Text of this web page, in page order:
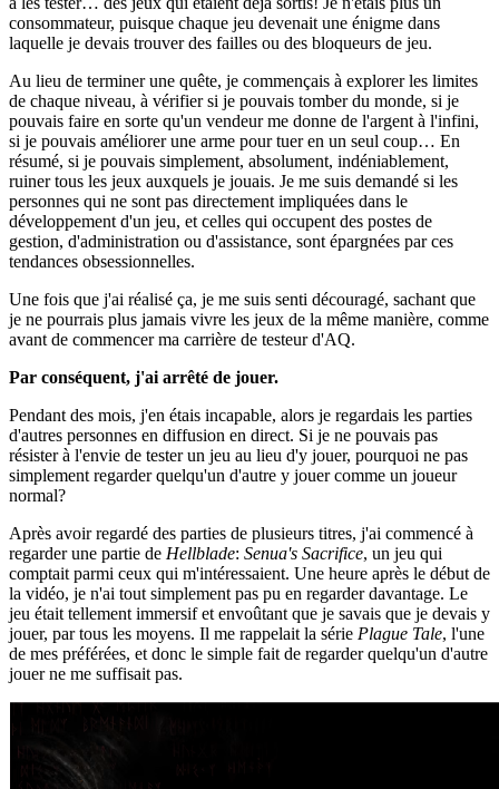
consommateur, puisque chaque jeu devenait une énigme dans
laquelle je devais trouver des failles ou des bloqueurs de jeu.
Au lieu de terminer une quête, je commençais à explorer les limites
de chaque niveau, à vérifier si je pouvais tomber du monde, si je
pouvais faire en sorte qu'un vendeur me donne de l'argent à l'infini,
si je pouvais améliorer une arme pour tuer en un seul coup… En
résumé, si je pouvais simplement, absolument, indéniablement,
ruiner tous les jeux auxquels je jouais. Je me suis demandé si les
personnes qui ne sont pas directement impliquées dans le
développement d'un jeu, et celles qui occupent des postes de
gestion, d'administration ou d'assistance, sont épargnées par ces
tendances obsessionnelles.
Une fois que j'ai réalisé ça, je me suis senti découragé, sachant que
je ne pourrais plus jamais vivre les jeux de la même manière, comme
avant de commencer ma carrière de testeur d'AQ.
Par conséquent, j'ai arrêté de jouer.
Pendant des mois, j'en étais incapable, alors je regardais les parties
d'autres personnes en diffusion en direct. Si je ne pouvais pas
résister à l'envie de tester un jeu au lieu d'y jouer, pourquoi ne pas
simplement regarder quelqu'un d'autre y jouer comme un joueur
normal?
Après avoir regardé des parties de plusieurs titres, j'ai commencé à
regarder une partie de Hellblade: Senua's Sacrifice, un jeu qui
comptait parmi ceux qui m'intéressaient. Une heure après le début de
la vidéo, je n'ai tout simplement pas pu en regarder davantage. Le
jeu était tellement immersif et envoûtant que je savais que je devais y
jouer, par tous les moyens. Il me rappelait la série Plague Tale, l'une
de mes préférées, et donc le simple fait de regarder quelqu'un d'autre
jouer ne me suffisait pas.